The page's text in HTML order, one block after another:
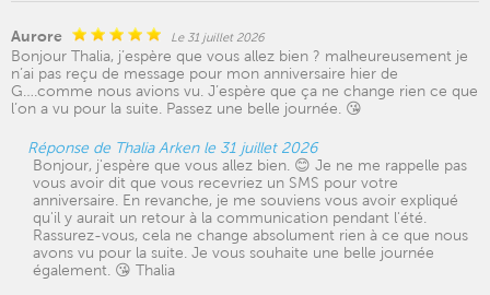
Aurore Le 31 juillet 2026
Bonjour Thalia, j’espère que vous allez bien ? malheureusement je
n’ai pas reçu de message pour mon anniversaire hier de
G….comme nous avions vu. J’espère que ça ne change rien ce que
l’on a vu pour la suite. Passez une belle journée. 😘
Réponse de Thalia Arken le 31 juillet 2026
Bonjour, j'espère que vous allez bien. 😊 Je ne me rappelle pas
vous avoir dit que vous recevriez un SMS pour votre
anniversaire. En revanche, je me souviens vous avoir expliqué
qu'il y aurait un retour à la communication pendant l'été.
Rassurez-vous, cela ne change absolument rien à ce que nous
avons vu pour la suite. Je vous souhaite une belle journée
également. 😘 Thalia